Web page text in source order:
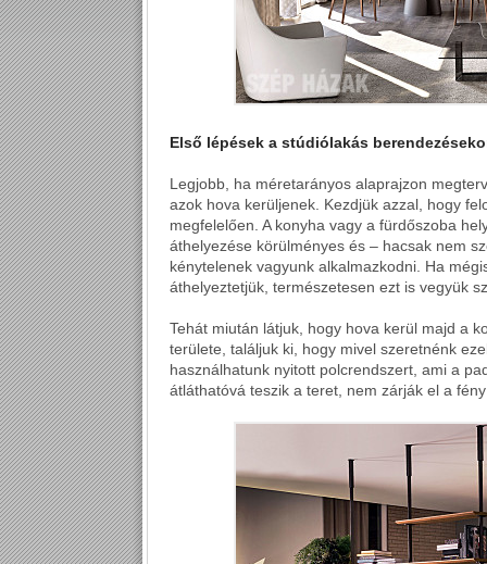
Első lépések a stúdiólakás
Legjobb, ha méretarányos alaprajzon
azok hova kerüljenek. Kezdjük azzal, hogy
megfelelően. A konyha vagy a fürdőszoba
áthelyezése körülményes és – hacsak nem
kénytelenek vagyunk alkalmazkodni. Ha
áthelyeztetjük, természetesen ezt is vegyük
Tehát miután látjuk, hogy hova kerül majd a
területe, találjuk ki, hogy mivel szeretnénk
használhatunk nyitott polcrendszert, ami a
átláthatóvá teszik a teret, nem zárják el a